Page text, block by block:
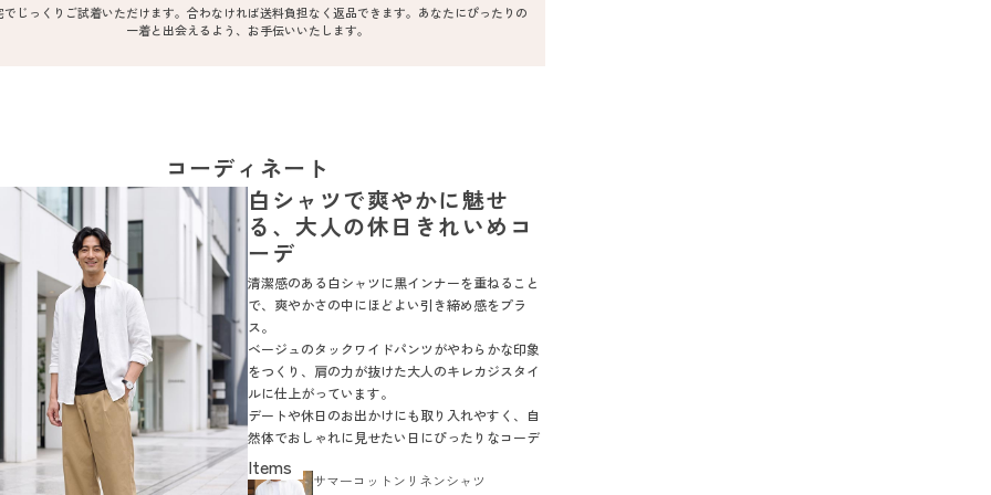
でじっくりご試着いただけます。合わなければ送料負担なく返品できます。あなたにぴったりの
一着と出会えるよう、お手伝いいたします。
コーディネート
白シャツで爽やかに魅せ
る、大人の休日きれいめコ
ーデ
清潔感のある白シャツに黒インナーを重ねること
で、爽やかさの中にほどよい引き締め感をプラ
ス。
ベージュのタックワイドパンツがやわらかな印象
をつくり、肩の力が抜けた大人のキレカジスタイ
ルに仕上がっています。
デートや休日のお出かけにも取り入れやすく、自
然体でおしゃれに見せたい日にぴったりなコーデ
です。
サマーコットンリネンシャツ